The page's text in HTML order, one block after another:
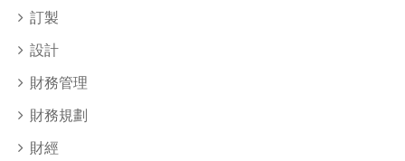
訂製
設計
財務管理
財務規劃
財經